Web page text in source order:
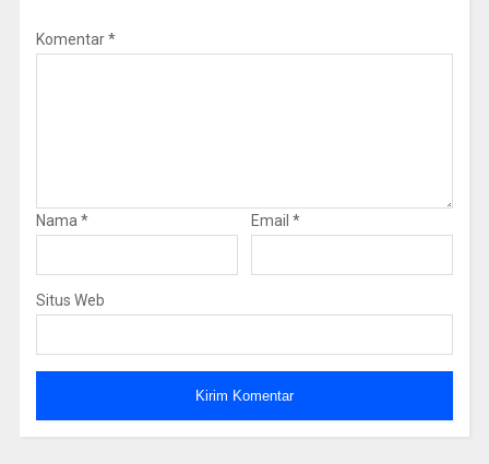
Komentar*
Nama * Email *
Situs Web